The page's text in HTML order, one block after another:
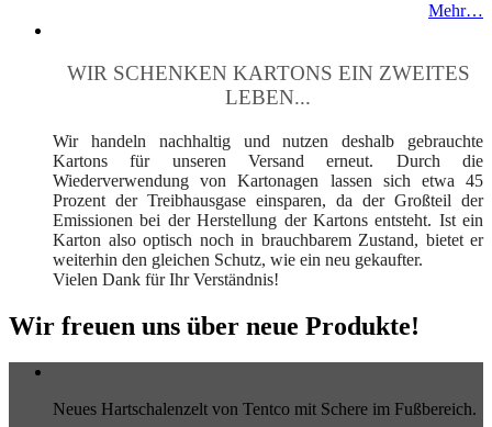
Mehr…
WIR SCHENKEN KARTONS EIN ZWEITES
LEBEN...
Wir handeln nachhaltig und nutzen deshalb gebrauchte
Kartons für unseren Versand erneut. Durch die
Wiederverwendung von Kartonagen lassen sich etwa 45
Prozent der Treibhausgase einsparen, da der Großteil der
Emissionen bei der Herstellung der Kartons entsteht. Ist ein
Karton also optisch noch in brauchbarem Zustand, bietet er
weiterhin den gleichen Schutz, wie ein neu gekaufter.
Vielen Dank für Ihr Verständnis!
Wir freuen uns über neue Produkte!
Neues Hartschalenzelt von Tentco mit Schere im Fußbereich.